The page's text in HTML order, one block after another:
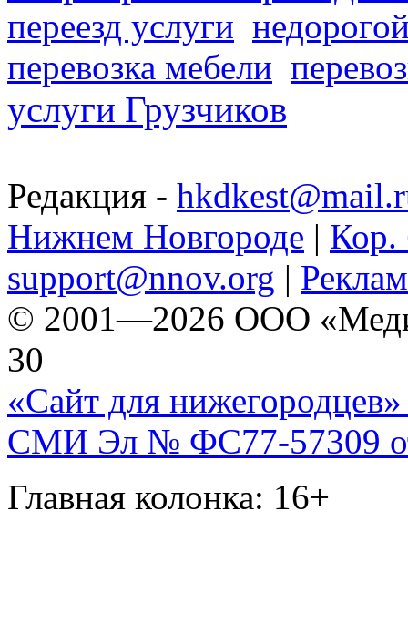
переезд услуги
перевозка мебели
услуги Грузчиков
Редакция -
Нижнем Новгороде | Кор.
support@nnov.org |
© 2001—2026 ООО
30
«Сайт для нижегородцев»
СМИ Эл № ФС77-57309
Главная колонка: 16+